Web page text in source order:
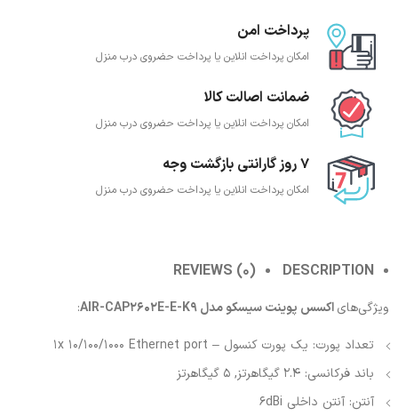
پرداخت امن
امکان پرداخت انلاین یا پرداخت حضروی درب منزل
ضمانت اصالت کالا
امکان پرداخت انلاین یا پرداخت حضروی درب منزل
7 روز گارانتی بازگشت وجه
امکان پرداخت انلاین یا پرداخت حضروی درب منزل
DESCRIPTION
REVIEWS (0)
ویژگی‌هایاکسس پوینت سیسکو مدل AIR-CAP2602E-E-K9
:
تعداد پورت: یک پورت کنسول – 1x 10/100/1000 Ethernet port
باند فرکانسی: 2.4 گیگاهرتز, 5 گیگاهرتز
آنتن: آنتن داخلی 6dBi